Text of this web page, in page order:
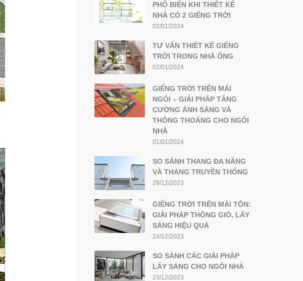
PHỔ BIẾN KHI THIẾT KẾ
NHÀ CÓ 2 GIẾNG TRỜI
02/01/2024
TƯ VẤN THIẾT KẾ GIẾNG
TRỜI TRONG NHÀ ỐNG
02/01/2024
GIẾNG TRỜI TRÊN MÁI
NGÓI – GIẢI PHÁP TĂNG
CƯỜNG ÁNH SÁNG VÀ
THÔNG THOÁNG CHO NGÔI
NHÀ
01/01/2024
SO SÁNH THANG ĐA NĂNG
VÀ THANG TRUYỀN THỐNG
29/12/2023
GIẾNG TRỜI TRÊN MÁI TÔN:
GIẢI PHÁP THÔNG GIÓ, LẤY
SÁNG HIỆU QUẢ
24/12/2023
SO SÁNH CÁC GIẢI PHÁP
LẤY SÁNG CHO NGÔI NHÀ
23/12/2023